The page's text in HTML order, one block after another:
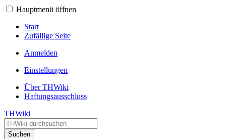
Hauptmenü öffnen
Start
Zufällige Seite
Anmelden
Einstellungen
Über THWiki
Haftungsausschluss
THWiki
Suchen